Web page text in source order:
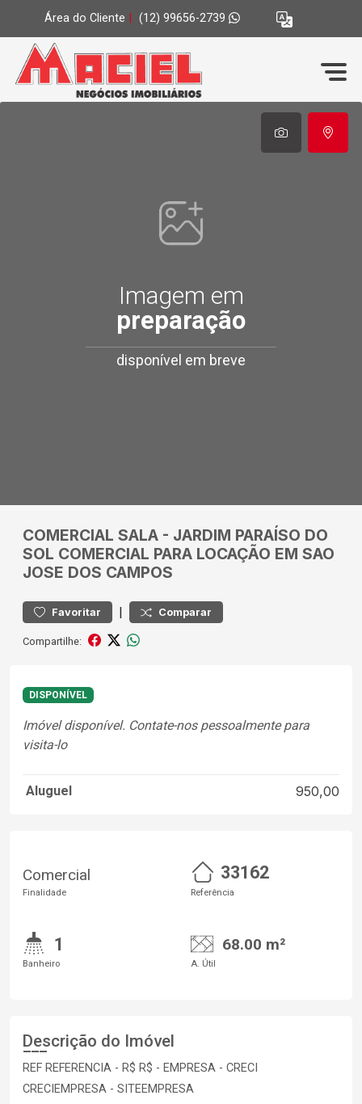
Área do Cliente (12) 99656-2739
Imagem em
preparação
disponível em breve
COMERCIAL SALA - JARDIM PARAÍSO DO
SOL COMERCIAL PARA LOCAÇÃO EM SAO
JOSE DOS CAMPOS
Favoritar | Comparar
Compartilhe:
DISPONÍVEL
Imóvel disponível. Contate-nos pessoalmente para
visita-lo
Aluguel 950,00
Comercial
Finalidade
33162
Referência
1
Banheiro
68.00 m²
A. Útil
Descrição do Imóvel
REF REFERENCIA - R$ R$ - EMPRESA - CRECI
CRECIEMPRESA - SITEEMPRESA